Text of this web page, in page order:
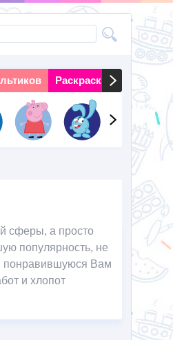
Раскраски на праздники
сферы, а просто
популярность, не
понравившуюся Вам
и хлопот